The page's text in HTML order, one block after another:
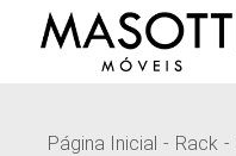
Página Inicial Rack